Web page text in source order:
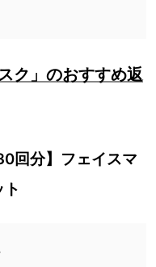
ク」のおすすめ返
回分】フェイスマ